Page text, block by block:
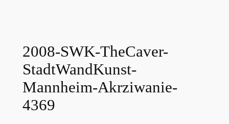
2008-SWK-TheCaver-
StadtWandKunst-
Mannheim-Akrziwanie-
4369